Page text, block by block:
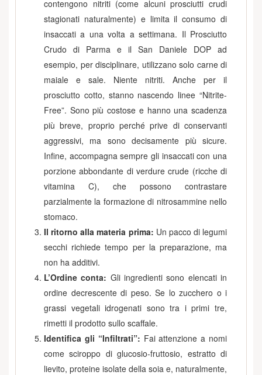
contengono nitriti (come alcuni prosciutti crudi
stagionati naturalmente) e limita il consumo di
insaccati a una volta a settimana. Il Prosciutto
Crudo di Parma e il San Daniele DOP ad
esempio, per disciplinare, utilizzano solo carne di
maiale e sale. Niente nitriti. Anche per il
prosciutto cotto, stanno nascendo linee “Nitrite-
Free”. Sono più costose e hanno una scadenza
più breve, proprio perché prive di conservanti
aggressivi, ma sono decisamente più sicure.
Infine, accompagna sempre gli insaccati con una
porzione abbondante di verdure crude (ricche di
vitamina C), che possono contrastare
parzialmente la formazione di nitrosammine nello
stomaco.
Il ritorno alla materia prima: Un pacco di legumi
secchi richiede tempo per la preparazione, ma
non ha additivi.
L’Ordine conta: Gli ingredienti sono elencati in
ordine decrescente di peso. Se lo zucchero o i
grassi vegetali idrogenati sono tra i primi tre,
rimetti il prodotto sullo scaffale.
Identifica gli “Infiltrati”: Fai attenzione a nomi
come sciroppo di glucosio-fruttosio, estratto di
lievito, proteine isolate della soia e, naturalmente,